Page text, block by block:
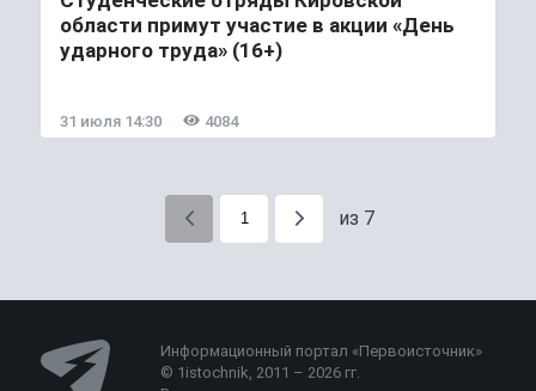
области примут участие в акции «День
ударного труда» (16+)
31 июля 14:30 4084
из 7
Информационный портал «Первоисточник»
© 1istochnik, 2011 – 2026 гг.